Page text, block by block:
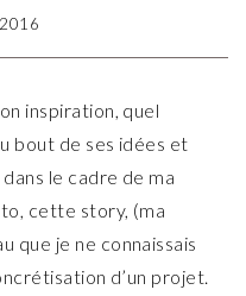
inspiration, quel
bout de ses idées et
le cadre de ma
cette story, (ma
que je ne connaissais
d’un projet.